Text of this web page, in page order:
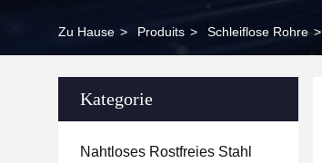
Zu Hause > Produits > Schleiflose Rohre >
Kategorie
Nahtloses Rostfreies Stahl